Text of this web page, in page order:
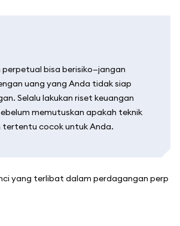
bisa berisiko—jangan
uang yang Anda tidak siap
Selalu lakukan riset keuangan
memutuskan apakah teknik
cocok untuk Anda.
yang terlibat dalam perdagangan perp